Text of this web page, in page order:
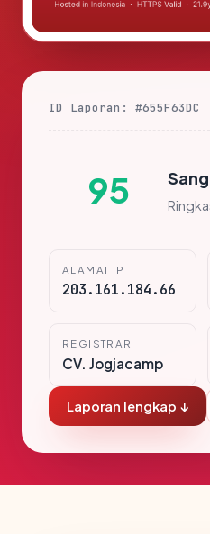
ID Laporan: #655F63DC
95
ALAMAT IP
203.161.184.66
REGISTRAR
CV. Jogjacamp
Laporan lengkap ↓